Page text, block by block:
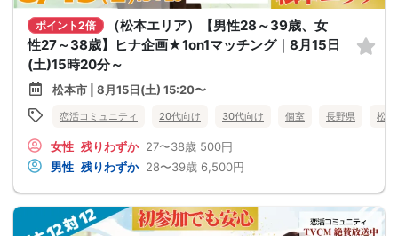
ポイント2倍
（松本エリア）【男性28～39歳、女
性27～38歳】ヒナ企画★1on1マッチング｜8月15日
(土)15時20分～
松本市 | 8月15日(土) 15:20〜
恋活コミュニティ 20代向け 30代向け 個室 長野県 松
女性 残りわずか 27〜38歳 500円
男性 残りわずか 28〜39歳 6,500円